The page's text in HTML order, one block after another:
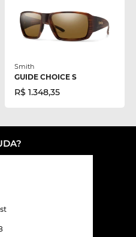
Smith
GUIDE CHOICE S
R$ 1.348,35